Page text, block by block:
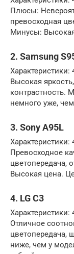
Плюсы:
превосходная
Минусы:
2. Samsung
Характеристики:
Высокая
контрастность.
немного уже,
3. Sony A95L
Характеристики:
Превосходное
цветопередача,
Высокая цена.
4. LG C3
Характеристики:
Отличное
цветопередача,
ниже, чем у